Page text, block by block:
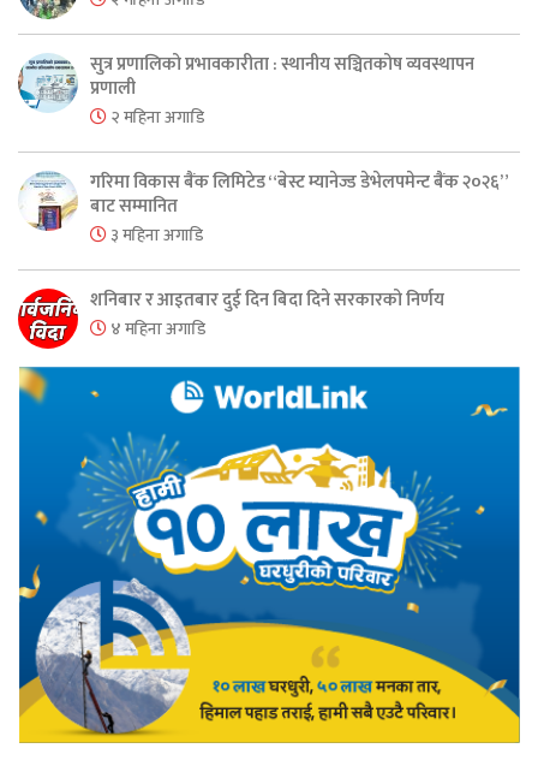
सुत्र प्रणालिको प्रभावकारीता : स्थानीय सञ्चितकोष व्यवस्थापन
प्रणाली
२ महिना अगाडि
गरिमा विकास बैंक लिमिटेड “बेस्ट म्यानेज्ड डेभेलपमेन्ट बैंक २०२६”
बाट सम्मानित
३ महिना अगाडि
शनिबार र आइतबार दुई दिन बिदा दिने सरकारको निर्णय
४ महिना अगाडि